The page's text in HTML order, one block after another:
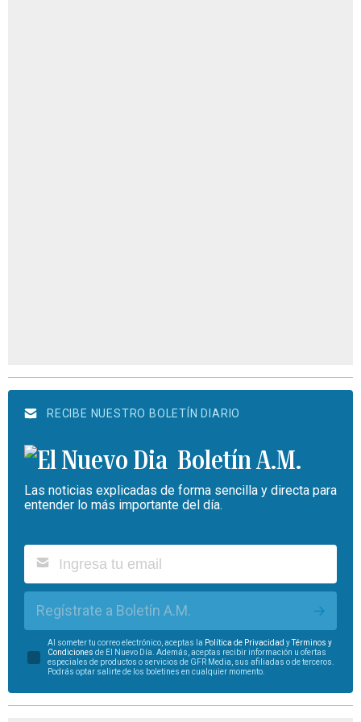
RECIBE NUESTRO BOLETÍN DIARIO
Boletín A.M.
Las noticias explicadas de forma sencilla y directa para
entender lo más importante del día.
Regístrate a Boletín A.M.
Al someter tu correo electrónico, aceptas la Política de Privacidad yTérminos y
Condiciones de El Nuevo Día. Además, aceptas recibir información u ofertas
especiales de productos o servicios de GFR Media, sus afiliadas o de terceros.
Podrás optar salirte de los boletines en cualquier momento.